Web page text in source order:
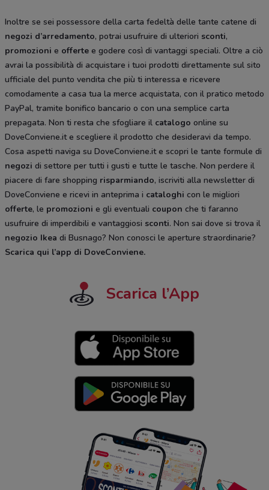
Inoltre se sei possessore della carta fedeltà delle tante catene di
negozi d’arredamento, potrai usufruire di ulteriori sconti,
promozioni e offerte e godere così di vantaggi speciali. Oltre a ciò
avrai la possibilità di acquistare i tuoi prodotti direttamente sul sito
ufficiale del punto vendita che più ti interessa e ricevere
comodamente a casa tua la merce acquistata, con il pratico metodo
PayPal, tramite bonifico bancario o con una semplice carta
prepagata. Non ti resta che sfogliare il catalogo online su
DoveConviene.it e scegliere il prodotto che desideravi da tempo.
Cosa aspetti naviga su DoveConviene.it e scopri le tante formule di
negozi di settore per tutti i gusti e tutte le tasche. Non perdere il
piacere di fare shopping risparmiando, iscriviti alla newsletter di
DoveConviene e ricevi in anteprima i cataloghi con le migliori
offerte, le promozioni e gli eventuali coupon che ti faranno
usufruire di imperdibili e vantaggiosi sconti. Non sai dove si trova il
negozio Ikea di Busnago? Non conosci le aperture straordinarie?
Scarica qui l’app di DoveConviene.
Scarica l’App